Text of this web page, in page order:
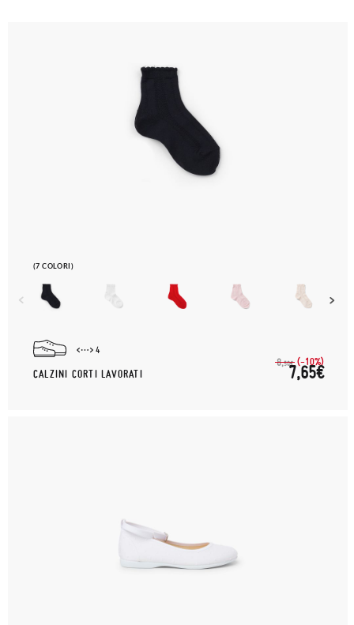
(7 COLORI)
4
CALZINI CORTI LAVORATI
8,50€ (-10%)
7,65€